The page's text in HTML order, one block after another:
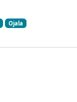
Ojala